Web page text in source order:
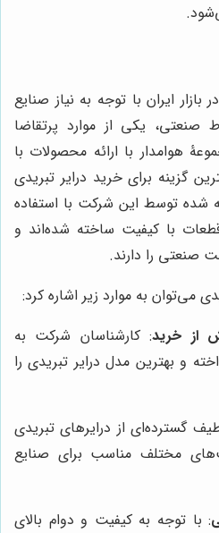
در بازار ایران با توجه به نیاز صنایع
یکی از موارد پرتقاضا
هوامدار با ارائه محصولات با
گزینه برای خرید درایر تبریدی
شده توسط این شرکت با استفاده
با کیفیت ساخته شده‌اند و
صنعتی را دارند.
می‌توان به موارد زیر اشاره کرد:
از خرید: کارشناسان شرکت به
و بهترین مدل درایر تبریدی را
گسترده‌ای از درایرهای تبریدی
مختلف مناسب برای صنایع
: با توجه به کیفیت و دوام بالای